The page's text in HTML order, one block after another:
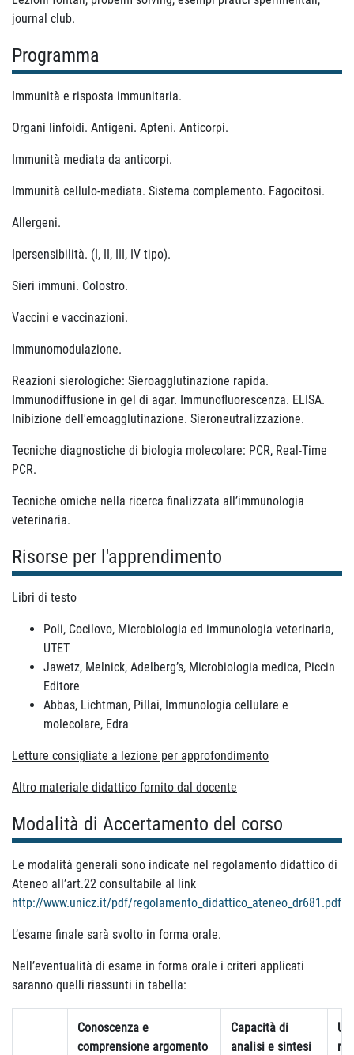
journal club.
Programma
Immunità e risposta immunitaria.
Organi linfoidi. Antigeni. Apteni. Anticorpi.
Immunità mediata da anticorpi.
Immunità cellulo-mediata. Sistema complemento. Fagocitosi.
Allergeni.
Ipersensibilità. (I, II, III, IV tipo).
Sieri immuni. Colostro.
Vaccini e vaccinazioni.
Immunomodulazione.
Reazioni sierologiche: Sieroagglutinazione rapida.
Immunodiffusione in gel di agar. Immunofluorescenza. ELISA.
Inibizione dell'emoagglutinazione. Sieroneutralizzazione.
Tecniche diagnostiche di biologia molecolare: PCR, Real-Time
PCR.
Tecniche omiche nella ricerca finalizzata all’immunologia
veterinaria.
Risorse per l'apprendimento
Libri di testo
Poli, Cocilovo, Microbiologia ed immunologia veterinaria,
UTET
Jawetz, Melnick, Adelberg’s, Microbiologia medica, Piccin
Editore
Abbas, Lichtman, Pillai, Immunologia cellulare e
molecolare, Edra
Letture consigliate a lezione per approfondimento
Altro materiale didattico fornito dal docente
Modalità di Accertamento del corso
Le modalità generali sono indicate nel regolamento didattico di
Ateneo all’art.22 consultabile al link
http://www.unicz.it/pdf/regolamento_didattico_ateneo_dr681.pdf
L’esame finale sarà svolto in forma orale.
Nell’eventualità di esame in forma orale i criteri applicati
saranno quelli riassunti in tabella:
Conoscenza e
comprensione argomento
Capacità di
analisi e sintesi